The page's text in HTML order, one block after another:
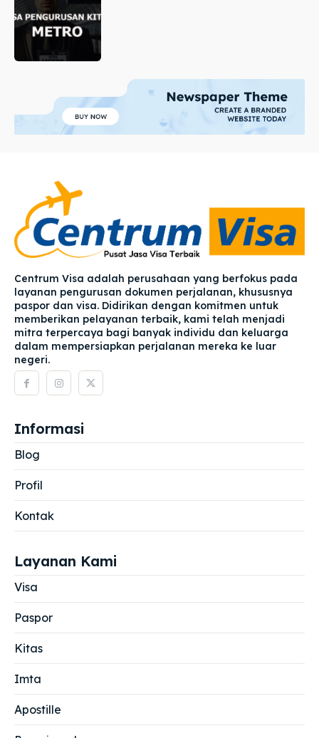
Centrum Visa adalah perusahaan yang berfokus pada
layanan pengurusan dokumen perjalanan, khususnya
paspor dan visa. Didirikan dengan komitmen untuk
memberikan pelayanan terbaik, kami telah menjadi
mitra terpercaya bagi banyak individu dan keluarga
dalam mempersiapkan perjalanan mereka ke luar
negeri.
Informasi
Blog
Profil
Kontak
Layanan Kami
Visa
Paspor
Kitas
Imta
Apostille